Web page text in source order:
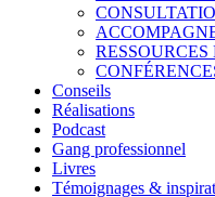
RESSOURCES
Conseils
Réalisations
Podcast
Gang professionnel
Livres
Témoignages &